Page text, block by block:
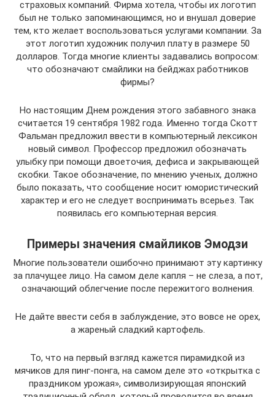
страховых компаний. Фирма хотела, чтобы их логотип
был не только запоминающимся, но и внушал доверие
тем, кто желает воспользоваться услугами компании. За
этот логотип художник получил плату в размере 50
долларов. Тогда многие клиенты задавались вопросом:
что обозначают смайлики на бейджах работников
фирмы?
Но настоящим Днем рождения этого забавного знака
считается 19 сентября 1982 года. Именно тогда Скотт
Фальман предложил ввести в компьютерный лексикон
новый символ. Профессор предложил обозначать
улыбку при помощи двоеточия, дефиса и закрывающей
скобки. Такое обозначение, по мнению ученых, должно
было показать, что сообщение носит юмористический
характер и его не следует воспринимать всерьез. Так
появилась его компьютерная версия.
Примеры значения смайликов Эмодзи
Многие пользователи ошибочно принимают эту картинку
за плачущее лицо. На самом деле капля – не слеза, а пот,
означающий облегчение после пережитого волнения.
Не дайте ввести себя в заблуждение, это вовсе не орех,
а жареный сладкий картофель.
То, что на первый взгляд кажется пирамидкой из
мячиков для пинг-понга, на самом деле это «открытка с
праздником урожая», символизирующая японский